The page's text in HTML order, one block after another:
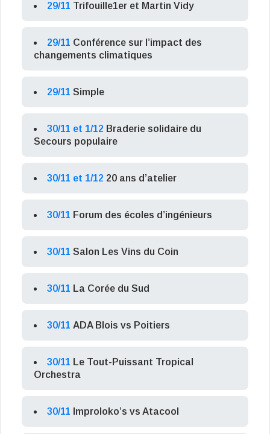
29/11 Trifouille1er et Martin Vidy
29/11 Conférence sur l’impact des
changements climatiques
29/11 Simple
30/11 et 1/12 Braderie solidaire du
Secours populaire
30/11 et 1/12 20 ans d’atelier
30/11 Forum des écoles d’ingénieurs
30/11 Salon Les Vins du Coin
30/11 La Corée du Sud
30/11 ADA Blois vs Poitiers
30/11 Le Tout-Puissant Tropical
Orchestra
30/11 Improloko’s vs Atacool